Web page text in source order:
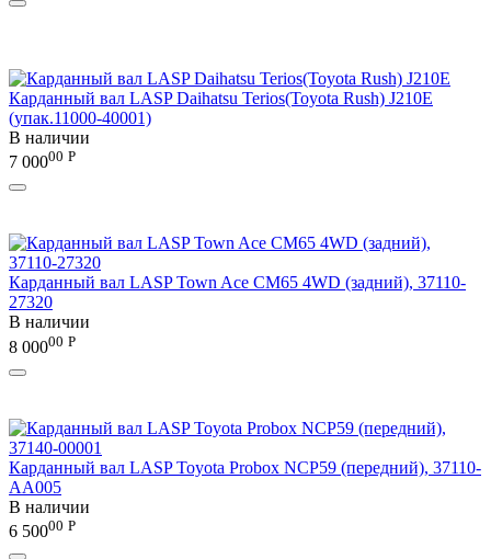
Карданный вал LASP Daihatsu Terios(Toyota Rush) J210E
(упак.11000-40001)
В наличии
7 00000 Р
Карданный вал LASP Town Ace CM65 4WD (задний), 37110-
27320
В наличии
8 00000 Р
Карданный вал LASP Toyota Probox NCP59 (передний), 37110-
AA005
В наличии
6 50000 Р